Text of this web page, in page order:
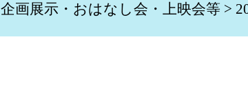
蔵書検索・予約 図書館利用
企画展示・おはなし会・上映会等 >